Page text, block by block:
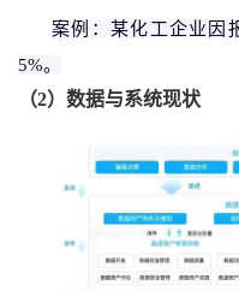
案例：某化工企业因
5%。
（2） 数据与系统现状